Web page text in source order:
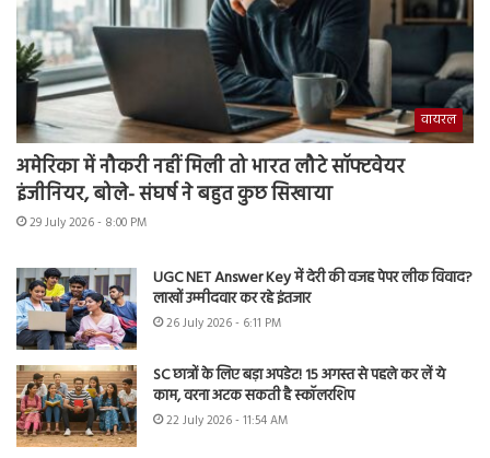
वायरल
अमेरिका में नौकरी नहीं मिली तो भारत लौटे सॉफ्टवेयर
इंजीनियर, बोले- संघर्ष ने बहुत कुछ सिखाया
29 July 2026 - 8:00 PM
UGC NET Answer Key में देरी की वजह पेपर लीक विवाद?
लाखों उम्मीदवार कर रहे इंतजार
26 July 2026 - 6:11 PM
SC छात्रों के लिए बड़ा अपडेट! 15 अगस्त से पहले कर लें ये
काम, वरना अटक सकती है स्कॉलरशिप
22 July 2026 - 11:54 AM